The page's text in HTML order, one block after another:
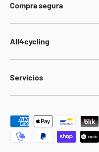
Compra segura
All4cycling
Servicios
Formas de pago aceptadas